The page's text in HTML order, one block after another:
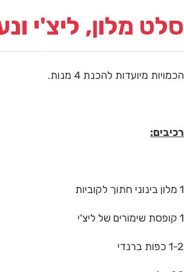
סלט מלון, ליצ'י
הכמויות מיועדות להכנת 4 מנות.
רכיבים:
1 מלון בינוני חתוך לקוביות
1 קופסת שימורים של ליצ'י
1-2 כפות ברנדי